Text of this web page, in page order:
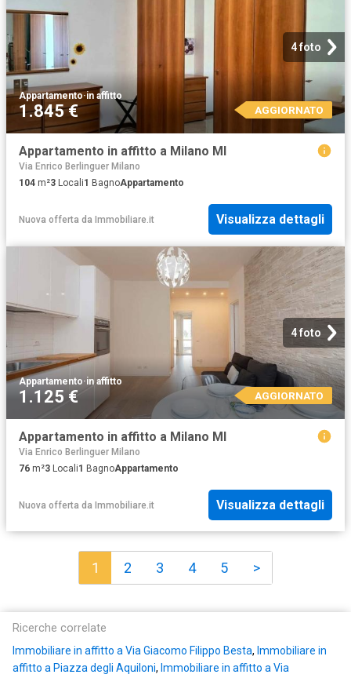
4 foto
Appartamento·in affitto
1.845 € AGGIORNATO
Appartamento in affitto a Milano MI
Via Enrico Berlinguer Milano
104 m²3 Locali1 BagnoAppartamento
Nuova offerta da Immobiliare.it Visualizza dettagli
4 foto
Appartamento·in affitto
1.125 € AGGIORNATO
Appartamento in affitto a Milano MI
Via Enrico Berlinguer Milano
76 m²3 Locali1 BagnoAppartamento
Nuova offerta da Immobiliare.it Visualizza dettagli
1 2 3 4 5 >
Ricerche correlate
Immobiliare in affitto a Via Giacomo Filippo Besta, Immobiliare in
affitto a Piazza degli Aquiloni, Immobiliare in affitto a Via